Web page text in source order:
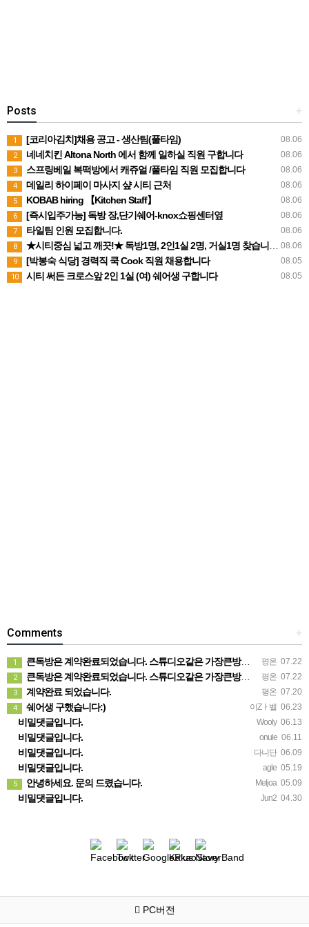
+
Posts
08.06
1 [코리아김치]채용 공고 - 생산팀(풀타임)
08.06
2 네네치킨 Altona North 에서 함께 일하실 직원 구합니다
08.06
3 스프링베일 복떡방에서 캐쥬얼 /풀타임 직원 모집합니다
08.06
4 데일리 하이페이 마사지 샾 시티 근처
08.06
5 KOBAB hiring 【Kitchen Staff】
08.06
6 [즉시입주가능] 독방 장,단기쉐어-knox쇼핑센터옆
08.06
7 타일팀 인원 모집합니다.
08.06
8 ★시티중심 넓고 깨끗!★ 독방1명, 2인1실 2명, 거실1명 찾습니다.
08.05
9 [박봉숙 식당] 경력직 쿡 Cook 직원 채용합니다
08.05
10 시티 써든 크로스앞 2인 1실 (여) 쉐어생 구합니다
+
Comments
평온 07.22
1 큰독방은 계약완료되었습니다. 스튜디오같은 가장큰방을 2인동시 또는 혼자서 큰독방으로도 즉시입주 가능합니다.
평온 07.22
2 큰독방은 계약완료되었습니다. 스튜디오같은 가장큰방을 2인동시 또는 혼자서 큰독방으로도 즉시입주 가능합니다.
평온 07.20
3 계약완료 되었습니다.
이Zㅏ벨 06.23
4 쉐어생 구했습니다:)
Wooly 06.13
비밀댓글입니다.
onule 06.11
비밀댓글입니다.
다니단 06.09
비밀댓글입니다.
agle 05.19
비밀댓글입니다.
Meljoa 05.09
5 안녕하세요. 문의 드렸습니다.
Jun2 04.30
비밀댓글입니다.
PC버전